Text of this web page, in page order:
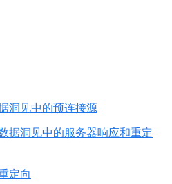
洞见中的预连接源
据洞见中的服务器响应和重定
定向